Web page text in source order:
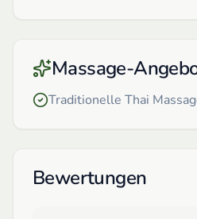
Massage-
Traditionelle Thai
Bewertungen